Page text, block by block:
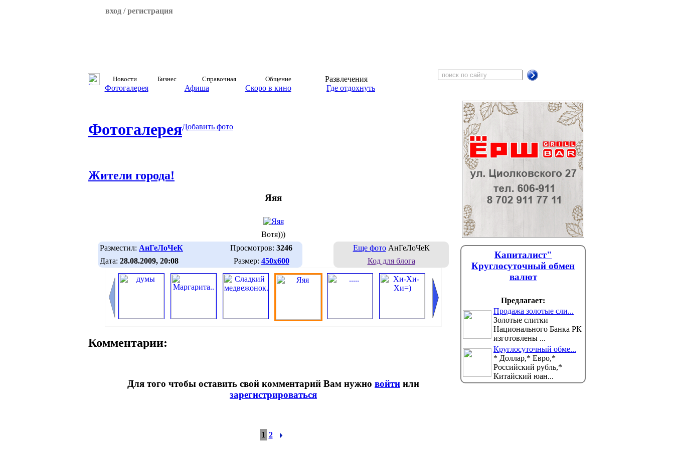
вход / регистрация
Новости Бизнес Справочная Общение
Развлечения
Фотогалерея
Афиша Скоро в кино Где отдохнуть
ФотогалереяДобавить фото
Жители города!
Яяя
Вотя)))
Разместил: АнГеЛоЧеК Просмотров: 3246
Дата: 28.08.2009, 20:08 Размер: 450х600
Еще фотоАнГеЛоЧеК
Код для блога
Комментарии:
Для того чтобы оставить свой комментарий Вам нужно войти или
зарегистрироваться
1 2
Капиталист"
Круглосуточный обмен
валют
Предлагает:
Продажа золотые сли...
Золотые слитки
Национального Банка РК
изготовлены ...
Круглосуточный обме...
* Доллар,* Евро,*
Российский рубль,*
Китайский юан...